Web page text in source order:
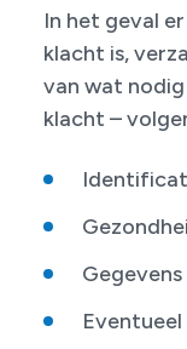
In het geval
klacht is,
van wat
klacht –